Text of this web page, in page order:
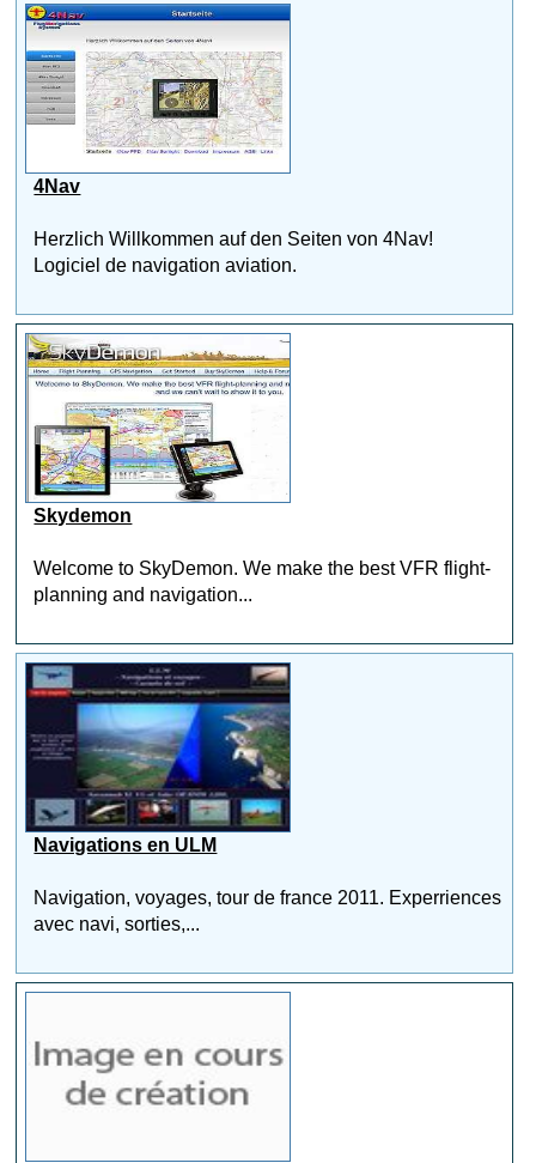
4Nav
Herzlich Willkommen auf den Seiten von 4Nav!
Logiciel de navigation aviation.
Skydemon
Welcome to SkyDemon. We make the best VFR flight-
planning and navigation...
Navigations en ULM
Navigation, voyages, tour de france 2011. Experriences
avec navi, sorties,...